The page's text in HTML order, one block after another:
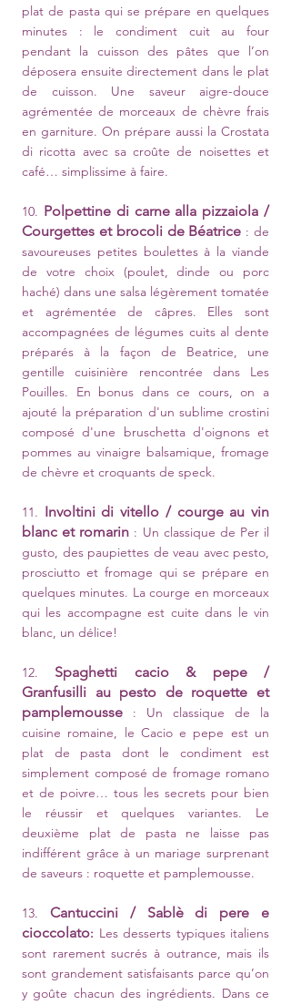
plat de pasta qui se prépare en quelques
minutes : le condiment cuit au four
pendant la cuisson des pâtes que l’on
déposera ensuite directement dans le plat
de cuisson. Une saveur aigre-douce
agrémentée de morceaux de chèvre frais
en garniture. On prépare aussi la Crostata
di ricotta avec sa croûte de noisettes et
café… simplissime à faire.
10. Polpettine di carne alla pizzaiola /
Courgettes et brocoli de Béatrice : de
savoureuses petites boulettes à la viande
de votre choix (poulet, dinde ou porc
haché) dans une salsa légèrement tomatée
et agrémentée de câpres. Elles sont
accompagnées de légumes cuits al dente
préparés à la façon de Beatrice, une
gentille cuisinière rencontrée dans Les
Pouilles. En bonus dans ce cours, on a
ajouté la préparation d'un sublime crostini
composé d'une bruschetta d'oignons et
pommes au vinaigre balsamique, fromage
de chèvre et croquants de speck.
11. Involtini di vitello / courge au vin
blanc et romarin : Un classique de Per il
gusto, des paupiettes de veau avec pesto,
prosciutto et fromage qui se prépare en
quelques minutes. La courge en morceaux
qui les accompagne est cuite dans le vin
blanc, un délice!
12. Spaghetti cacio & pepe /
Granfusilli au pesto de roquette et
pamplemousse : Un classique de la
cuisine romaine, le Cacio e pepe est un
plat de pasta dont le condiment est
simplement composé de fromage romano
et de poivre… tous les secrets pour bien
le réussir et quelques variantes. Le
deuxième plat de pasta ne laisse pas
indifférent grâce à un mariage surprenant
de saveurs : roquette et pamplemousse.
13. Cantuccini / Sablè di pere e
cioccolato: Les desserts typiques italiens
sont rarement sucrés à outrance, mais ils
sont grandement satisfaisants parce qu’on
y goûte chacun des ingrédients. Dans ce